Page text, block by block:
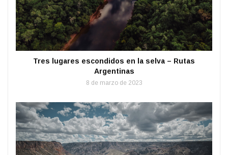
Tres lugares escondidos en la selva – Rutas
Argentinas
8 de marzo de 2023